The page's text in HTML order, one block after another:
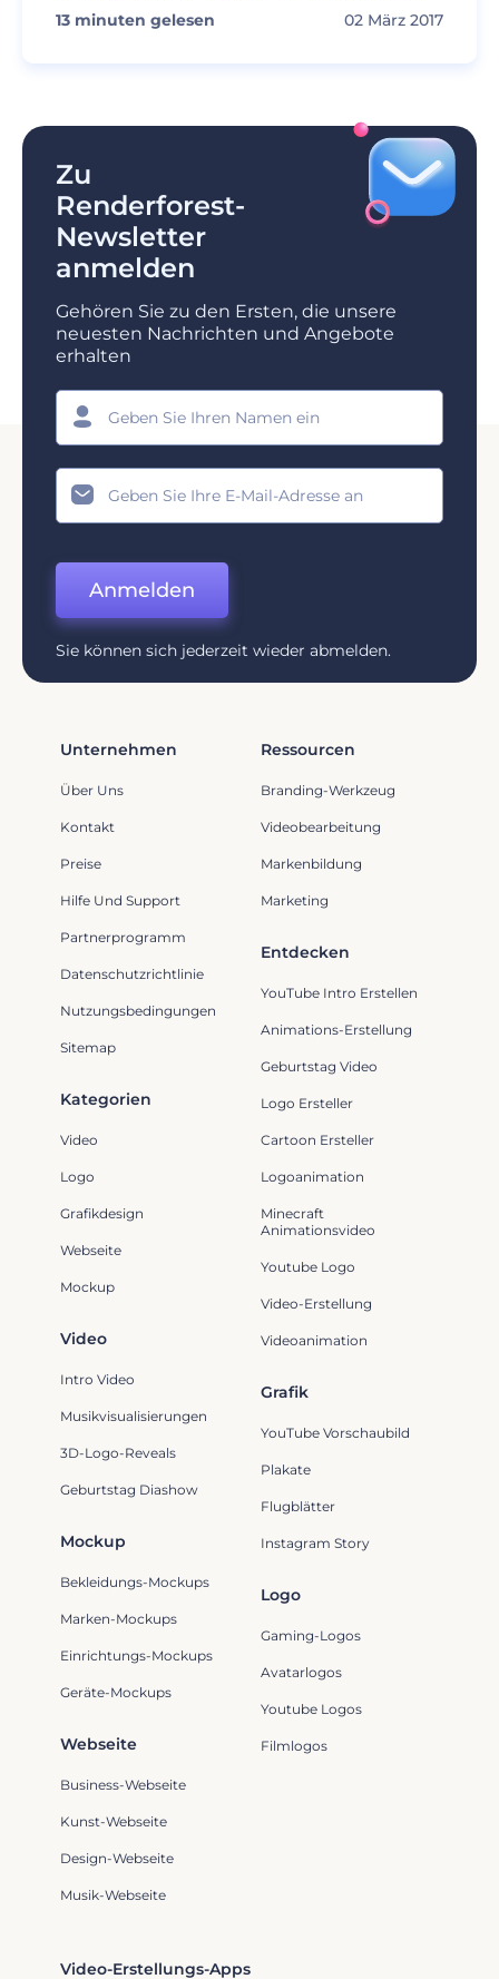
13 minuten gelesen 02 März 2017
Zu
Renderforest-
Newsletter
anmelden
Gehören Sie zu den Ersten, die unsere
neuesten Nachrichten und Angebote
erhalten
Anmelden
Sie können sich jederzeit wieder abmelden.
Unternehmen
Über Uns
Kontakt
Preise
Hilfe Und Support
Partnerprogramm
Datenschutzrichtlinie
Nutzungsbedingungen
Sitemap
Mockup
Bekleidungs-Mockups
Marken-Mockups
Einrichtungs-Mockups
Geräte-Mockups
Ressourcen
Branding-Werkzeug
Videobearbeitung
Markenbildung
Marketing
Grafik
YouTube Vorschaubild
Plakate
Flugblätter
Instagram Story
Kategorien
Video
Logo
Grafikdesign
Webseite
Mockup
Logo
Gaming-Logos
Avatarlogos
Youtube Logos
Filmlogos
Entdecken
YouTube Intro Erstellen
Animations-Erstellung
Geburtstag Video
Logo Ersteller
Cartoon Ersteller
Logoanimation
Minecraft
Animationsvideo
Youtube Logo
Video-Erstellung
Videoanimation
Video-Erstellungs-Apps
Video
Intro Video
Musikvisualisierungen
3D-Logo-Reveals
Geburtstag Diashow
Webseite
Business-Webseite
Kunst-Webseite
Design-Webseite
Musik-Webseite